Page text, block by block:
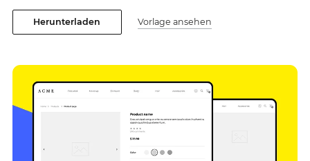
Herunterladen Vorlage ansehen